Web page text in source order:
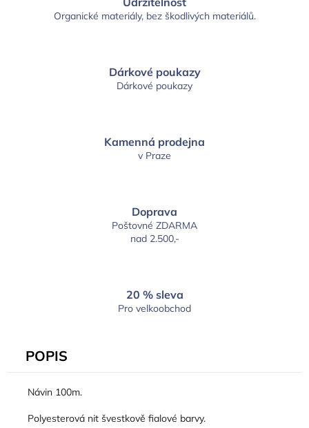
Organické materiály, bez škodlivých materiálů.
Dárkové poukazy
Dárkové poukazy
Kamenná prodejna
v Praze
Doprava
Poštovné ZDARMA
nad 2.500,-
20 % sleva
Pro velkoobchod
POPIS
Návin 100m.
Polyesterová nit švestkově fialové barvy.